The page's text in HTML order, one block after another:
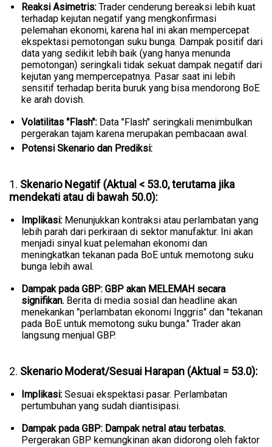
Reaksi Asimetris: Trader cenderung bereaksi lebih kuat
terhadap kejutan negatif yang mengkonfirmasi
pelemahan ekonomi, karena hal ini akan mempercepat
ekspektasi pemotongan suku bunga. Dampak positif dari
data yang sedikit lebih baik (yang hanya menunda
pemotongan) seringkali tidak sekuat dampak negatif dari
kejutan yang mempercepatnya. Pasar saat ini lebih
sensitif terhadap berita buruk yang bisa mendorong BoE
ke arah dovish.
Volatilitas "Flash": Data "Flash" seringkali menimbulkan
pergerakan tajam karena merupakan pembacaan awal.
Potensi Skenario dan Prediksi:
1. Skenario Negatif (Aktual < 53.0, terutama jika
mendekati atau di bawah 50.0):
Implikasi: Menunjukkan kontraksi atau perlambatan yang
lebih parah dari perkiraan di sektor manufaktur. Ini akan
menjadi sinyal kuat pelemahan ekonomi dan
meningkatkan tekanan pada BoE untuk memotong suku
bunga lebih awal.
Dampak pada GBP: GBP akan MELEMAH secara
signifikan. Berita di media sosial dan headline akan
menekankan "perlambatan ekonomi Inggris" dan "tekanan
pada BoE untuk memotong suku bunga." Trader akan
langsung menjual GBP.
2. Skenario Moderat/Sesuai Harapan (Aktual = 53.0):
Implikasi: Sesuai ekspektasi pasar. Perlambatan
pertumbuhan yang sudah diantisipasi.
Dampak pada GBP: Dampak netral atau terbatas.
Pergerakan GBP kemungkinan akan didorong oleh faktor